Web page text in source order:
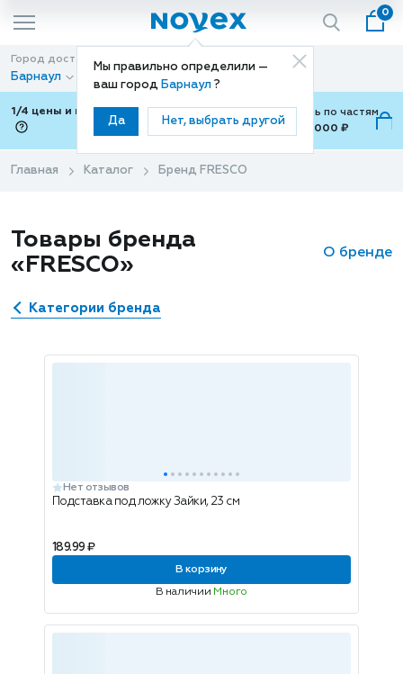
Мы правильно определили —
ваш город Барнаул ?
Да Нет, выбрать другой
0
Город доставки
Барнаул
Способ доставки
Доставка
1/4 цены и покупки ваши с Подели
Можно оплатить по частям
от 700 ₽ до 15,000 ₽
Главная Каталог Бренд FRESCO
Товары бренда
«FRESCO»
О бренде
Категории бренда
Нет отзывов
Подставка под ложку Зайки, 23 см
189.99 ₽
В корзину
В наличии Много